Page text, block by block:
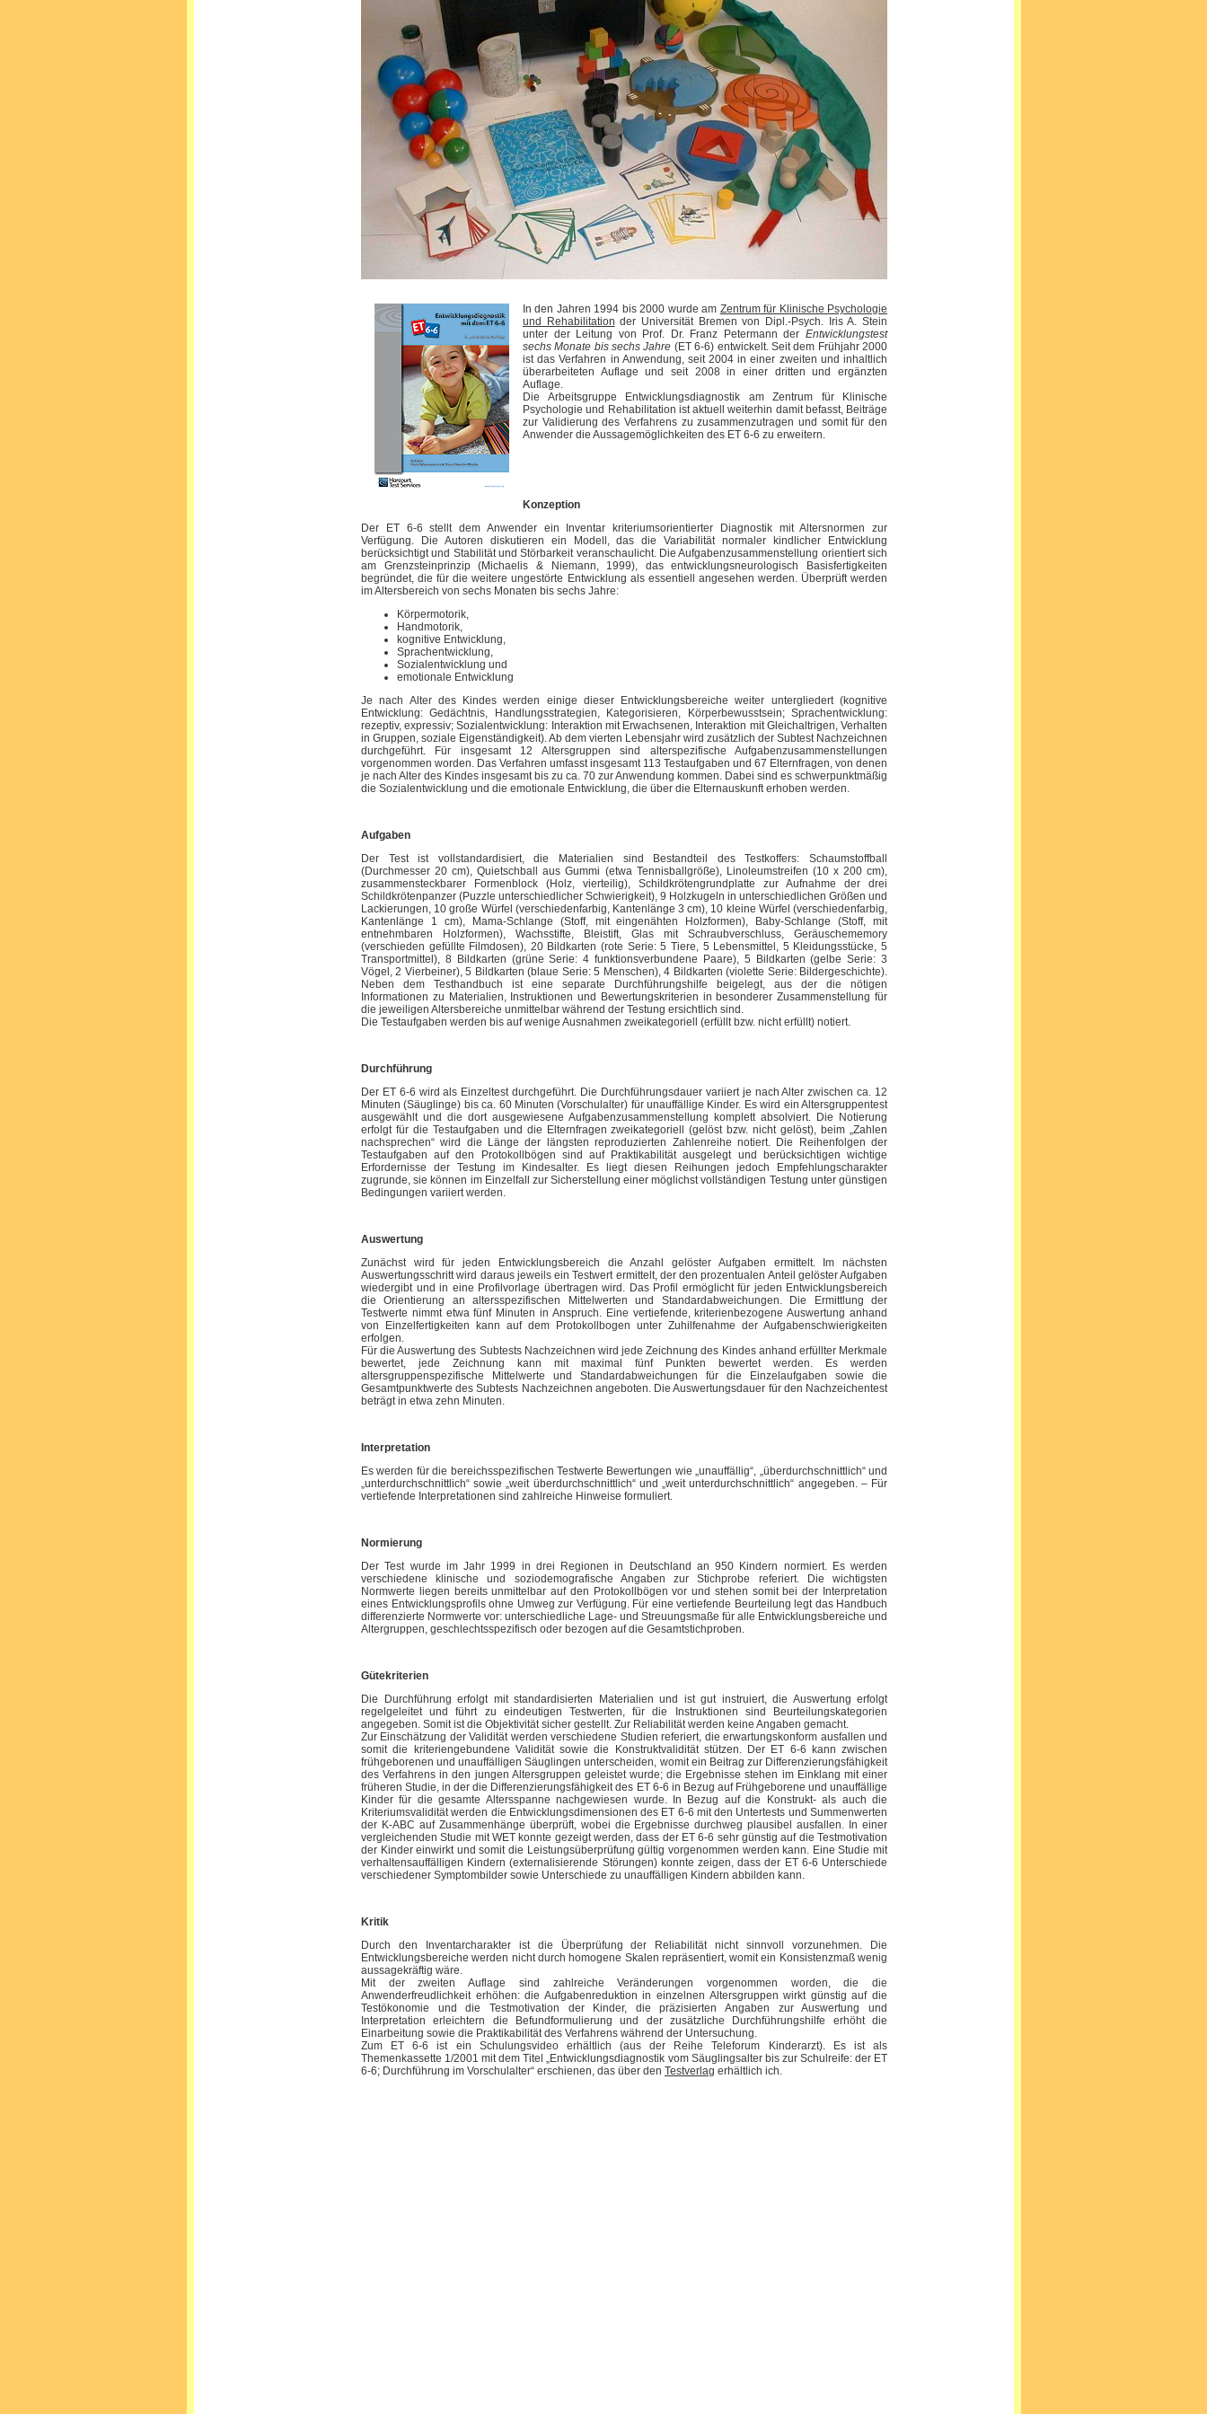
In den Jahren 1994 bis 2000 wurde am Zentrum für Klinische Psychologie
und Rehabilitation der Universität Bremen von Dipl.-Psych. Iris A. Stein
unter der Leitung von Prof. Dr. Franz Petermann der Entwicklungstest
sechs Monate bis sechs Jahre (ET 6-6) entwickelt. Seit dem Frühjahr 2000
ist das Verfahren in Anwendung, seit 2004 in einer zweiten und inhaltlich
überarbeiteten Auflage und seit 2008 in einer dritten und ergänzten
Auflage.
Die Arbeitsgruppe Entwicklungsdiagnostik am Zentrum für Klinische
Psychologie und Rehabilitation ist aktuell weiterhin damit befasst, Beiträge
zur Validierung des Verfahrens zu zusammenzutragen und somit für den
Anwender die Aussagemöglichkeiten des ET 6-6 zu erweitern.
Konzeption
Der ET 6-6 stellt dem Anwender ein Inventar kriteriumsorientierter Diagnostik mit Altersnormen zur
Verfügung. Die Autoren diskutieren ein Modell, das die Variabilität normaler kindlicher Entwicklung
berücksichtigt und Stabilität und Störbarkeit veranschaulicht. Die Aufgabenzusammenstellung orientiert sich
am Grenzsteinprinzip (Michaelis & Niemann, 1999), das entwicklungsneurologisch Basisfertigkeiten
begründet, die für die weitere ungestörte Entwicklung als essentiell angesehen werden. Überprüft werden
im Altersbereich von sechs Monaten bis sechs Jahre:
Körpermotorik,
Handmotorik,
kognitive Entwicklung,
Sprachentwicklung,
Sozialentwicklung und
emotionale Entwicklung
Je nach Alter des Kindes werden einige dieser Entwicklungsbereiche weiter untergliedert (kognitive
Entwicklung: Gedächtnis, Handlungsstrategien, Kategorisieren, Körperbewusstsein; Sprachentwicklung:
rezeptiv, expressiv; Sozialentwicklung: Interaktion mit Erwachsenen, Interaktion mit Gleichaltrigen, Verhalten
in Gruppen, soziale Eigenständigkeit). Ab dem vierten Lebensjahr wird zusätzlich der Subtest Nachzeichnen
durchgeführt. Für insgesamt 12 Altersgruppen sind alterspezifische Aufgabenzusammenstellungen
vorgenommen worden. Das Verfahren umfasst insgesamt 113 Testaufgaben und 67 Elternfragen, von denen
je nach Alter des Kindes insgesamt bis zu ca. 70 zur Anwendung kommen. Dabei sind es schwerpunktmäßig
die Sozialentwicklung und die emotionale Entwicklung, die über die Elternauskunft erhoben werden.
Aufgaben
Der Test ist vollstandardisiert, die Materialien sind Bestandteil des Testkoffers: Schaumstoffball
(Durchmesser 20 cm), Quietschball aus Gummi (etwa Tennisballgröße), Linoleumstreifen (10 x 200 cm),
zusammensteckbarer Formenblock (Holz, vierteilig), Schildkrötengrundplatte zur Aufnahme der drei
Schildkrötenpanzer (Puzzle unterschiedlicher Schwierigkeit), 9 Holzkugeln in unterschiedlichen Größen und
Lackierungen, 10 große Würfel (verschiedenfarbig, Kantenlänge 3 cm), 10 kleine Würfel (verschiedenfarbig,
Kantenlänge 1 cm), Mama-Schlange (Stoff, mit eingenähten Holzformen), Baby-Schlange (Stoff, mit
entnehmbaren Holzformen), Wachsstifte, Bleistift, Glas mit Schraubverschluss, Geräuschememory
(verschieden gefüllte Filmdosen), 20 Bildkarten (rote Serie: 5 Tiere, 5 Lebensmittel, 5 Kleidungsstücke, 5
Transportmittel), 8 Bildkarten (grüne Serie: 4 funktionsverbundene Paare), 5 Bildkarten (gelbe Serie: 3
Vögel, 2 Vierbeiner), 5 Bildkarten (blaue Serie: 5 Menschen), 4 Bildkarten (violette Serie: Bildergeschichte).
Neben dem Testhandbuch ist eine separate Durchführungshilfe beigelegt, aus der die nötigen
Informationen zu Materialien, Instruktionen und Bewertungskriterien in besonderer Zusammenstellung für
die jeweiligen Altersbereiche unmittelbar während der Testung ersichtlich sind.
Die Testaufgaben werden bis auf wenige Ausnahmen zweikategoriell (erfüllt bzw. nicht erfüllt) notiert.
Durchführung
Der ET 6-6 wird als Einzeltest durchgeführt. Die Durchführungsdauer variiert je nach Alter zwischen ca. 12
Minuten (Säuglinge) bis ca. 60 Minuten (Vorschulalter) für unauffällige Kinder. Es wird ein Altersgruppentest
ausgewählt und die dort ausgewiesene Aufgabenzusammenstellung komplett absolviert. Die Notierung
erfolgt für die Testaufgaben und die Elternfragen zweikategoriell (gelöst bzw. nicht gelöst), beim „Zahlen
nachsprechen“ wird die Länge der längsten reproduzierten Zahlenreihe notiert. Die Reihenfolgen der
Testaufgaben auf den Protokollbögen sind auf Praktikabilität ausgelegt und berücksichtigen wichtige
Erfordernisse der Testung im Kindesalter. Es liegt diesen Reihungen jedoch Empfehlungscharakter
zugrunde, sie können im Einzelfall zur Sicherstellung einer möglichst vollständigen Testung unter günstigen
Bedingungen variiert werden.
Auswertung
Zunächst wird für jeden Entwicklungsbereich die Anzahl gelöster Aufgaben ermittelt. Im nächsten
Auswertungsschritt wird daraus jeweils ein Testwert ermittelt, der den prozentualen Anteil gelöster Aufgaben
wiedergibt und in eine Profilvorlage übertragen wird. Das Profil ermöglicht für jeden Entwicklungsbereich
die Orientierung an altersspezifischen Mittelwerten und Standardabweichungen. Die Ermittlung der
Testwerte nimmt etwa fünf Minuten in Anspruch. Eine vertiefende, kriterienbezogene Auswertung anhand
von Einzelfertigkeiten kann auf dem Protokollbogen unter Zuhilfenahme der Aufgabenschwierigkeiten
erfolgen.
Für die Auswertung des Subtests Nachzeichnen wird jede Zeichnung des Kindes anhand erfüllter Merkmale
bewertet, jede Zeichnung kann mit maximal fünf Punkten bewertet werden. Es werden
altersgruppenspezifische Mittelwerte und Standardabweichungen für die Einzelaufgaben sowie die
Gesamtpunktwerte des Subtests Nachzeichnen angeboten. Die Auswertungsdauer für den Nachzeichentest
beträgt in etwa zehn Minuten.
Interpretation
Es werden für die bereichsspezifischen Testwerte Bewertungen wie „unauffällig“, „überdurchschnittlich“ und
„unterdurchschnittlich“ sowie „weit überdurchschnittlich“ und „weit unterdurchschnittlich“ angegeben. – Für
vertiefende Interpretationen sind zahlreiche Hinweise formuliert.
Normierung
Der Test wurde im Jahr 1999 in drei Regionen in Deutschland an 950 Kindern normiert. Es werden
verschiedene klinische und soziodemografische Angaben zur Stichprobe referiert. Die wichtigsten
Normwerte liegen bereits unmittelbar auf den Protokollbögen vor und stehen somit bei der Interpretation
eines Entwicklungsprofils ohne Umweg zur Verfügung. Für eine vertiefende Beurteilung legt das Handbuch
differenzierte Normwerte vor: unterschiedliche Lage- und Streuungsmaße für alle Entwicklungsbereiche und
Altergruppen, geschlechtsspezifisch oder bezogen auf die Gesamtstichproben.
Gütekriterien
Die Durchführung erfolgt mit standardisierten Materialien und ist gut instruiert, die Auswertung erfolgt
regelgeleitet und führt zu eindeutigen Testwerten, für die Instruktionen sind Beurteilungskategorien
angegeben. Somit ist die Objektivität sicher gestellt. Zur Reliabilität werden keine Angaben gemacht.
Zur Einschätzung der Validität werden verschiedene Studien referiert, die erwartungskonform ausfallen und
somit die kriteriengebundene Validität sowie die Konstruktvalidität stützen. Der ET 6-6 kann zwischen
frühgeborenen und unauffälligen Säuglingen unterscheiden, womit ein Beitrag zur Differenzierungsfähigkeit
des Verfahrens in den jungen Altersgruppen geleistet wurde; die Ergebnisse stehen im Einklang mit einer
früheren Studie, in der die Differenzierungsfähigkeit des ET 6-6 in Bezug auf Frühgeborene und unauffällige
Kinder für die gesamte Altersspanne nachgewiesen wurde. In Bezug auf die Konstrukt- als auch die
Kriteriumsvalidität werden die Entwicklungsdimensionen des ET 6-6 mit den Untertests und Summenwerten
der K-ABC auf Zusammenhänge überprüft, wobei die Ergebnisse durchweg plausibel ausfallen. In einer
vergleichenden Studie mit WET konnte gezeigt werden, dass der ET 6-6 sehr günstig auf die Testmotivation
der Kinder einwirkt und somit die Leistungsüberprüfung gültig vorgenommen werden kann. Eine Studie mit
verhaltensauffälligen Kindern (externalisierende Störungen) konnte zeigen, dass der ET 6-6 Unterschiede
verschiedener Symptombilder sowie Unterschiede zu unauffälligen Kindern abbilden kann.
Kritik
Durch den Inventarcharakter ist die Überprüfung der Reliabilität nicht sinnvoll vorzunehmen. Die
Entwicklungsbereiche werden nicht durch homogene Skalen repräsentiert, womit ein Konsistenzmaß wenig
aussagekräftig wäre.
Mit der zweiten Auflage sind zahlreiche Veränderungen vorgenommen worden, die die
Anwenderfreudlichkeit erhöhen: die Aufgabenreduktion in einzelnen Altersgruppen wirkt günstig auf die
Testökonomie und die Testmotivation der Kinder, die präzisierten Angaben zur Auswertung und
Interpretation erleichtern die Befundformulierung und der zusätzliche Durchführungshilfe erhöht die
Einarbeitung sowie die Praktikabilität des Verfahrens während der Untersuchung.
Zum ET 6-6 ist ein Schulungsvideo erhältlich (aus der Reihe Teleforum Kinderarzt). Es ist als
Themenkassette 1/2001 mit dem Titel „Entwicklungsdiagnostik vom Säuglingsalter bis zur Schulreife: der ET
6-6; Durchführung im Vorschulalter“ erschienen, das über den Testverlag erhältlich ich.